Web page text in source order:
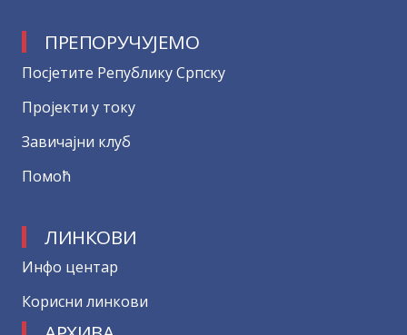
ПРЕПОРУЧУЈЕМО
Посјетите Републику Српску
Пројекти у току
Завичајни клуб
Помоћ
ЛИНКОВИ
Инфо центар
Корисни линкови